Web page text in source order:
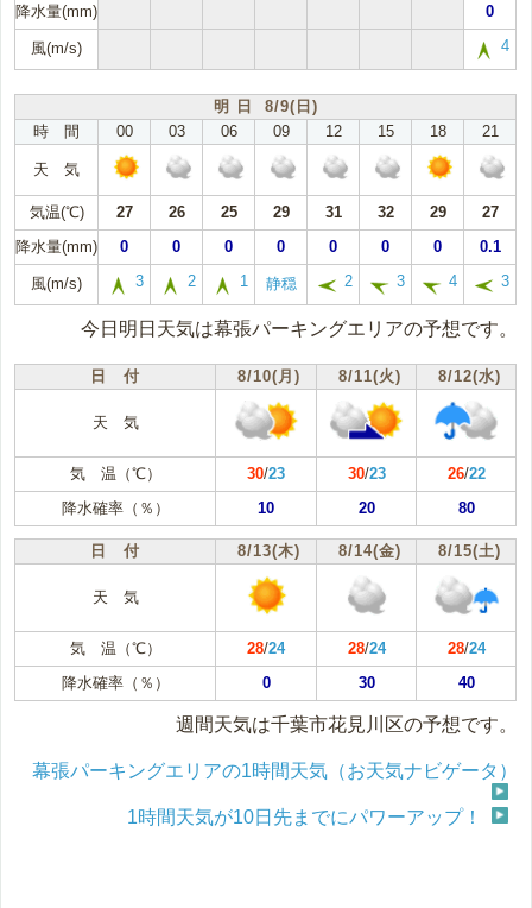
降水量(mm)
0
風(m/s) 4
明 日 8/9(日)
時 間
00 03 06 09 12 15 18 21
天 気
気温(℃) 27 26 25 29 31 32 29
27
降水量(mm)
0 0 0 0 0 0 0 0.1
風(m/s) 3 2 1 静穏 2 3 4 3
今日明日天気は幕張パーキングエリアの予想です。
日 付 8/10(月) 8/11(火) 8/12(水)
天 気
気 温（℃） 30/23 30/23 26/22
降水確率（％）
10 20 80
日 付 8/13(木) 8/14(金) 8/15(土)
天 気
気 温（℃） 28/24 28/24 28/24
降水確率（％）
0 30 40
週間天気は千葉市花見川区の予想です。
幕張パーキングエリアの1時間天気（お天気ナビゲータ）
1時間天気が10日先までにパワーアップ！